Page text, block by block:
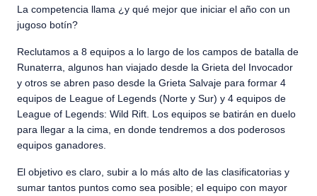
La competencia llama ¿y qué mejor que iniciar el año con un
jugoso botín?
Reclutamos a 8 equipos a lo largo de los campos de batalla de
Runaterra, algunos han viajado desde la Grieta del Invocador
y otros se abren paso desde la Grieta Salvaje para formar 4
equipos de League of Legends (Norte y Sur) y 4 equipos de
League of Legends: Wild Rift. Los equipos se batirán en duelo
para llegar a la cima, en donde tendremos a dos poderosos
equipos ganadores.
El objetivo es claro, subir a lo más alto de las clasificatorias y
sumar tantos puntos como sea posible; el equipo con mayor